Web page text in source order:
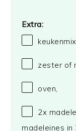
Extra:
zester of
oven,
2x
madeleines in